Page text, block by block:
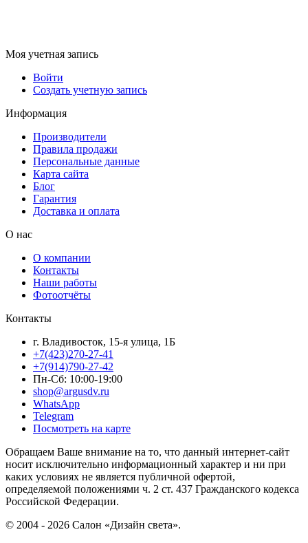
Моя учетная запись
Войти
Создать учетную запись
Информация
Производители
Правила продажи
Персональные данные
Карта сайта
Блог
Гарантия
Доставка и оплата
О нас
О компании
Контакты
Наши работы
Фотоотчёты
Контакты
г. Владивосток, 15-я улица, 1Б
+7(423)270-27-41
+7(914)790-27-42
Пн-Сб: 10:00-19:00
shop@argusdv.ru
WhatsApp
Telegram
Посмотреть на карте
Обращаем Ваше внимание на то, что данный интернет-сайт
носит исключительно информационный характер и ни при
каких условиях не является публичной офертой,
определяемой положениями ч. 2 ст. 437 Гражданского кодекса
Российской Федерации.
© 2004 - 2026 Салон «Дизайн света».